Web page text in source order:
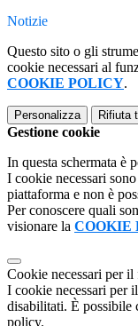
Notizie
Questo sito o gli
cookie necessari al
COOKIE POLICY.
Personalizza Rifiuta
Gestione cookie
In questa schermata è
I cookie necessari
piattaforma e non è
Per conoscere quali
visionare la COOKIE
Cookie necessari per
I cookie necessari per
disabilitati. È possibile
policy.